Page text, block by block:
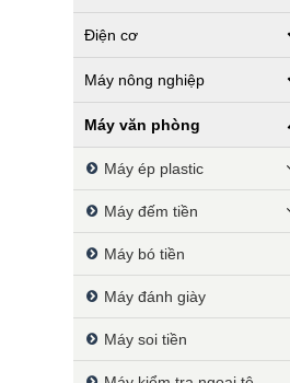
Điện cơ
Máy nông nghiệp
Máy văn phòng
Máy ép plastic
Máy đếm tiền
Máy bó tiền
Máy đánh giày
Máy soi tiền